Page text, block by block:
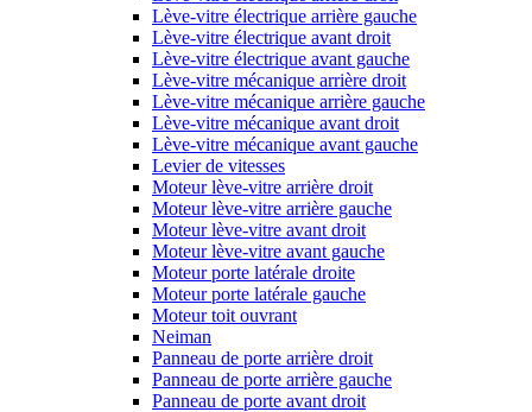
Lève-vitre électrique arrière gauche
Lève-vitre électrique avant droit
Lève-vitre électrique avant gauche
Lève-vitre mécanique arrière droit
Lève-vitre mécanique arrière gauche
Lève-vitre mécanique avant droit
Lève-vitre mécanique avant gauche
Levier de vitesses
Moteur lève-vitre arrière droit
Moteur lève-vitre arrière gauche
Moteur lève-vitre avant droit
Moteur lève-vitre avant gauche
Moteur porte latérale droite
Moteur porte latérale gauche
Moteur toit ouvrant
Neiman
Panneau de porte arrière droit
Panneau de porte arrière gauche
Panneau de porte avant droit